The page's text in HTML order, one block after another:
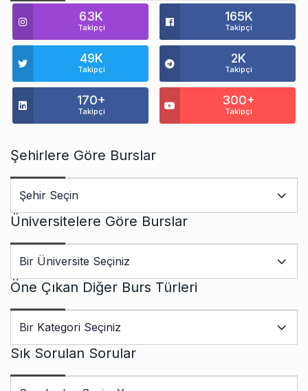
63K
Takipçi
165K
Takipçi
49K
Takipçi
2K
Takipçi
170+
Takipçi
300+
Takipçi
Şehirlere Göre Burslar
Üniversitelere Göre Burslar
Öne Çıkan Diğer Burs Türleri
Sık Sorulan Sorular